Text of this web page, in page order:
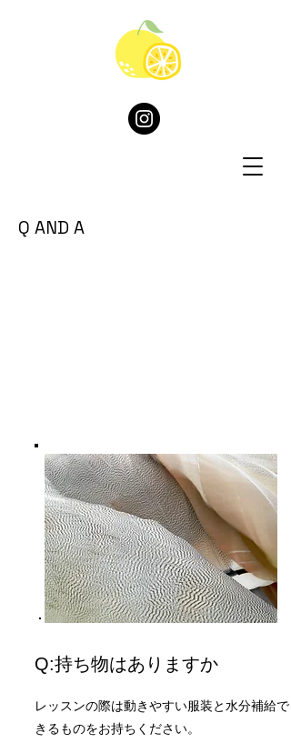
​Q AND A
​Q:持ち物はありますか
レッスンの際は動きやすい服装と水分補給で
きるものをお持ちください。